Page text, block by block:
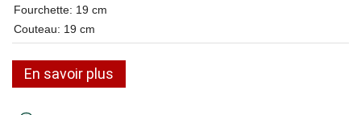
Fourchette: 19 cm
Couteau: 19 cm
En savoir plus